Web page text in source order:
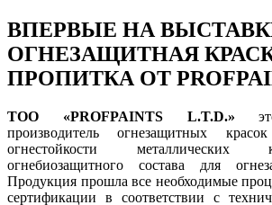
ВПЕРВЫЕ НА
ОГНЕЗАЩИТНАЯ
ПРОПИТКА ОТ
ТОО «PROFPAINTS L.T.D.»
производитель огнезащитных
огнестойкости
огнебиозащитного состава для
Продукция прошла все необходимые
сертификации в соответствии с